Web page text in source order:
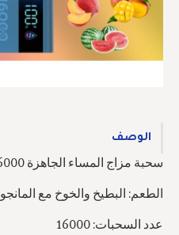
الوصف
سحبة مزاج المساء الجاهزة 16000 بف مانجو بطيخ خوخ
الطعم: البطيخ والخوخ مع المانجو
عدد السحبات: 16000